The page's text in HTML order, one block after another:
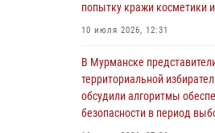
03 августа 2026, 09:12
Сотрудники Росгвардии
по антитеррористической
членов избирательных
преддверии выборов
31 июля 2026, 08:48
попытку кражи косметики
10 июля 2026, 12:31
В Мурманске
территориальной
обсудили алгоритмы
безопасности в период